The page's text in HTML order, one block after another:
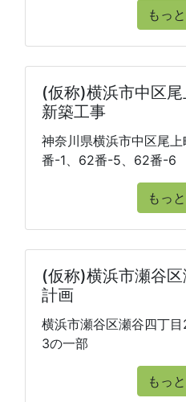
もっ
(仮称)横浜市中区
新築工事
神奈川県横浜市中区尾
番-1、62番-5、62番-6
もっ
(仮称)横浜市瀬谷
計画
横浜市瀬谷区瀬谷四丁
3の一部
もっ